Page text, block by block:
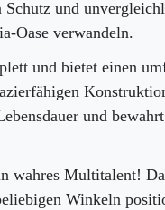
und
Oase verwandeln.
und bietet einen
und
wahres Multitalent!
Winkeln